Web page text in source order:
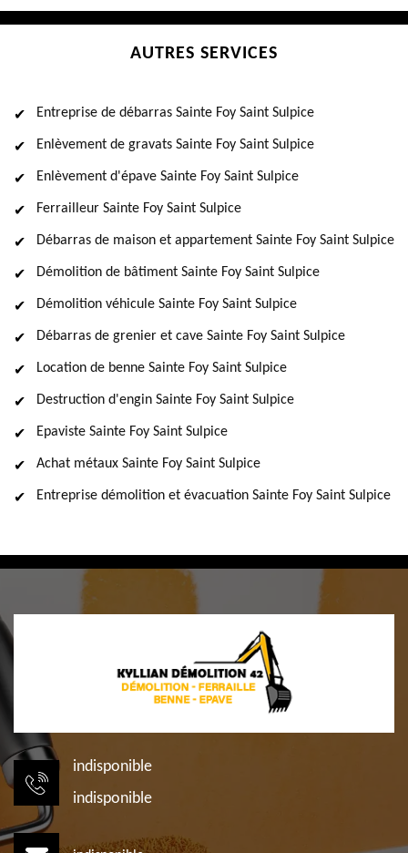
AUTRES SERVICES
Entreprise de débarras Sainte Foy Saint Sulpice
Enlèvement de gravats Sainte Foy Saint Sulpice
Enlèvement d'épave Sainte Foy Saint Sulpice
Ferrailleur Sainte Foy Saint Sulpice
Débarras de maison et appartement Sainte Foy Saint Sulpice
Démolition de bâtiment Sainte Foy Saint Sulpice
Démolition véhicule Sainte Foy Saint Sulpice
Débarras de grenier et cave Sainte Foy Saint Sulpice
Location de benne Sainte Foy Saint Sulpice
Destruction d'engin Sainte Foy Saint Sulpice
Epaviste Sainte Foy Saint Sulpice
Achat métaux Sainte Foy Saint Sulpice
Entreprise démolition et évacuation Sainte Foy Saint Sulpice
indisponible
indisponible